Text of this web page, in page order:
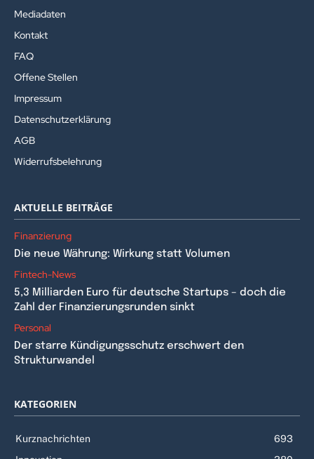
Mediadaten
Kontakt
FAQ
Offene Stellen
Impressum
Datenschutzerklärung
AGB
Widerrufsbelehrung
AKTUELLE BEITRÄGE
Finanzierung
Die neue Währung: Wirkung statt Volumen
Fintech-News
5,3 Milliarden Euro für deutsche Startups – doch die
Zahl der Finanzierungsrunden sinkt
Personal
Der starre Kündigungsschutz erschwert den
Strukturwandel
KATEGORIEN
Kurznachrichten
693